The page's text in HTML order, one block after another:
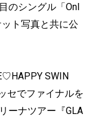
のシングル「Onl
ット写真と共に公
SWIN
セでファイナルを
ーナツアー『GLA